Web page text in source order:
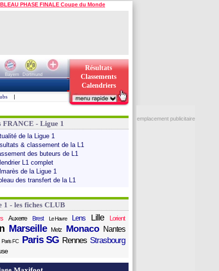
PHASE FINALE Coupe du Monde
Bayern
Dortmund
Résultats
Classements
Calendriers
|
FRANCE - Ligue 1
de la Ligue 1
& classement de la L1
des buteurs de L1
L1 complet
de la Ligue 1
des transfert de la L1
1 - les fiches CLUB
Auxerre Brest Le Havre Lens Lille Lorient
Marseille Metz Monaco Nantes
Paris FC Paris SG Rennes Strasbourg
emplacement publicitaire